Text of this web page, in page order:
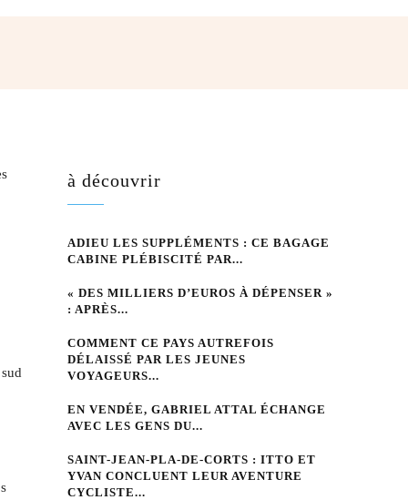
à découvrir
ADIEU LES SUPPLÉMENTS : CE BAGAGE
CABINE PLÉBISCITÉ PAR...
« DES MILLIERS D’EUROS À DÉPENSER »
: APRÈS...
COMMENT CE PAYS AUTREFOIS
DÉLAISSÉ PAR LES JEUNES
VOYAGEURS...
EN VENDÉE, GABRIEL ATTAL ÉCHANGE
AVEC LES GENS DU...
SAINT-JEAN-PLA-DE-CORTS : ITTO ET
YVAN CONCLUENT LEUR AVENTURE
CYCLISTE...